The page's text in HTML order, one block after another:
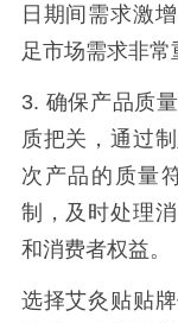
日期间需求激
足市场需求非常
3. 确保产品质
质把关，通过
次产品的质量
制，及时处理
和消费者权益。
选择艾灸贴贴